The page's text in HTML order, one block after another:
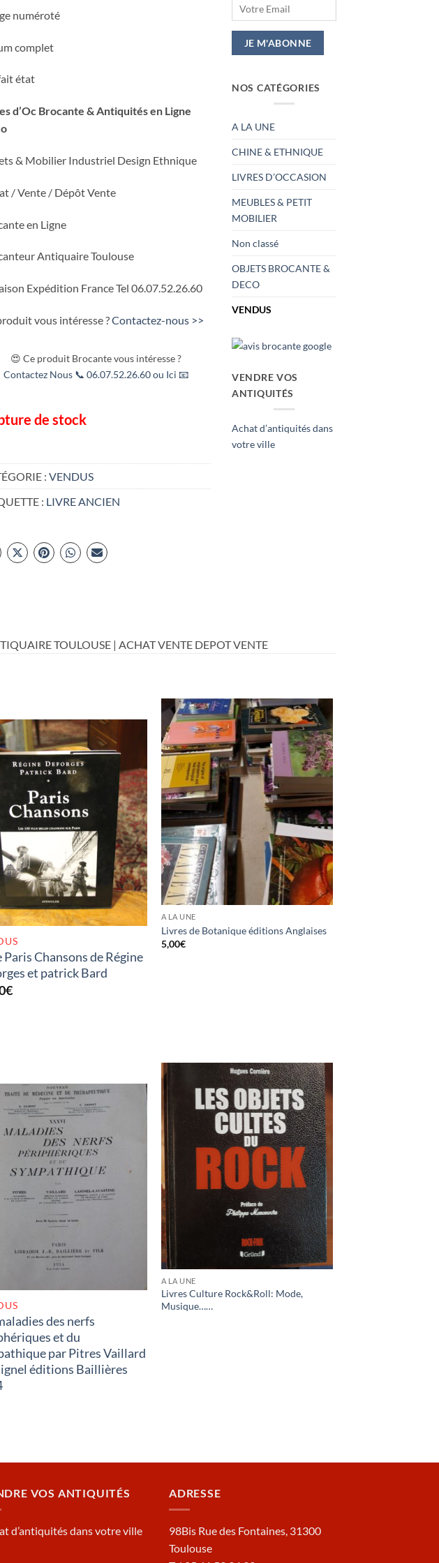
numéroté
complet
état
d’Oc Brocante & Antiquités en Ligne
& Mobilier Industriel Design Ethnique
/ Vente / Dépôt Vente
en Ligne
Antiquaire Toulouse
Expédition France Tel 06.07.52.26.60
vous intéresse ?Contactez-nous >>
😍 Ce produit Brocante vous intéresse ?
Contactez Nous 📞 06.07.52.26.60 ou Ici 📧
de stock
: VENDUS
: LIVRE ANCIEN
NOS CATÉGORIES
A LA UNE
CHINE & ETHNIQUE
LIVRES D’OCCASION
MEUBLES & PETIT
MOBILIER
Non classé
OBJETS BROCANTE &
DECO
VENDUS
VENDRE VOS
ANTIQUITÉS
Achat d’antiquités dans
votre ville
TOULOUSE | ACHAT VENTE DEPOT VENTE
RUPTURE DE STOCK
Paris Chansons de Régine
et patrick Bard
€
A LA UNE
Livres de Botanique éditions Anglaises
5,00€
RUPTURE DE STOCK
des nerfs
et du
par Pitres Vaillard
éditions Baillières
A LA UNE
Livres Culture Rock&Roll: Mode,
Musique……
VOS ANTIQUITÉS
d’antiquités dans votre ville
ADRESSE
98Bis Rue des Fontaines, 31300
Toulouse